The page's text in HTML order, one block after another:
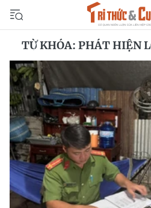
TỪ KHÓA: PHÁT HIỆN